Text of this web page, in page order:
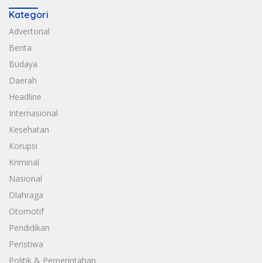
Kategori
Advertorial
Berita
Budaya
Daerah
Headline
Internasional
Kesehatan
Korupsi
Kriminal
Nasional
Olahraga
Otomotif
Pendidikan
Peristiwa
Politik & Pemerintahan